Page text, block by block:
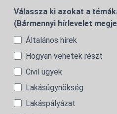
Válassza ki azokat a
(Bármennyi hírlevelet
Általános hírek
Hogyan vehetek részt
Civil ügyek
Lakásügynökség
Lakáspályázat